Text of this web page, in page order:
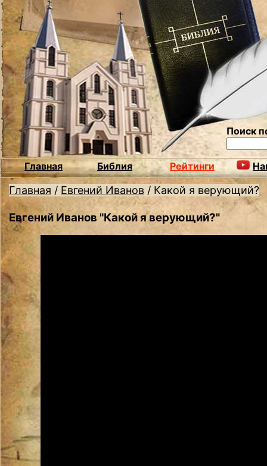
Поиск
Главная Библия Рейтинги
Главная / Евгений Иванов / Какой я верующий?
Евгений Иванов "Какой я верующий?"